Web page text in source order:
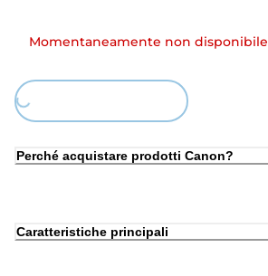
Momentaneamente non disponibile
Perché acquistare prodotti Canon?
Caratteristiche principali